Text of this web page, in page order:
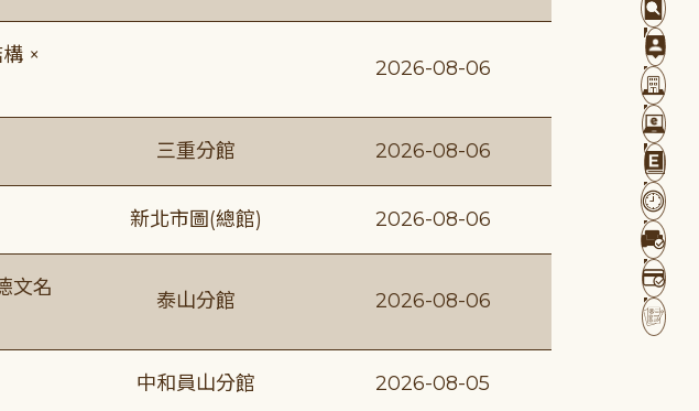
×
2026-08-06
三重分館 2026-08-06
新北市圖(總館) 2026-08-06
文名
泰山分館 2026-08-06
中和員山分館 2026-08-05